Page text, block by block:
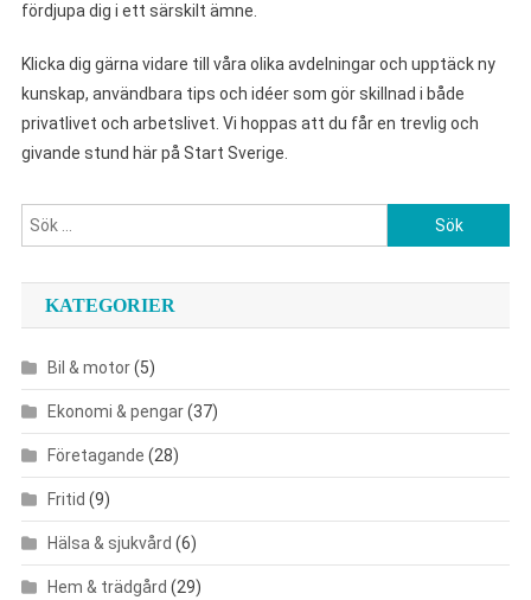
fördjupa dig i ett särskilt ämne.
Klicka dig gärna vidare till våra olika avdelningar och upptäck ny
kunskap, användbara tips och idéer som gör skillnad i både
privatlivet och arbetslivet. Vi hoppas att du får en trevlig och
givande stund här på Start Sverige.
efter:
KATEGORIER
Bil & motor(5)
Ekonomi & pengar(37)
Företagande (28)
Fritid (9)
Hälsa & sjukvård (6)
Hem & trädgård (29)